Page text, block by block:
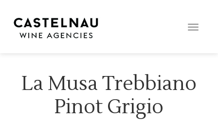
Toggle
La Musa Trebbiano
Pinot Grigio